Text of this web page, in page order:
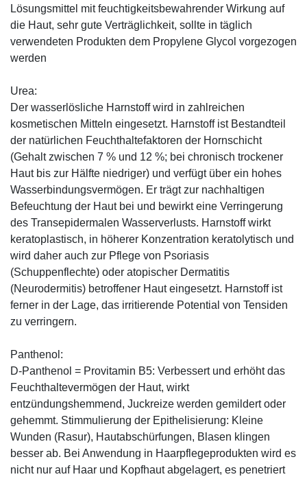
Lösungsmittel mit feuchtigkeitsbewahrender Wirkung auf
die Haut, sehr gute Verträglichkeit, sollte in täglich
verwendeten Produkten dem Propylene Glycol vorgezogen
werden
Urea:
Der wasserlösliche Harnstoff wird in zahlreichen
kosmetischen Mitteln eingesetzt. Harnstoff ist Bestandteil
der natürlichen Feuchthaltefaktoren der Hornschicht
(Gehalt zwischen 7 % und 12 %; bei chronisch trockener
Haut bis zur Hälfte niedriger) und verfügt über ein hohes
Wasserbindungsvermögen. Er trägt zur nachhaltigen
Befeuchtung der Haut bei und bewirkt eine Verringerung
des Transepidermalen Wasserverlusts. Harnstoff wirkt
keratoplastisch, in höherer Konzentration keratolytisch und
wird daher auch zur Pflege von Psoriasis
(Schuppenflechte) oder atopischer Dermatitis
(Neurodermitis) betroffener Haut eingesetzt. Harnstoff ist
ferner in der Lage, das irritierende Potential von Tensiden
zu verringern.
Panthenol:
D-Panthenol = Provitamin B5: Verbessert und erhöht das
Feuchthaltevermögen der Haut, wirkt
entzündungshemmend, Juckreize werden gemildert oder
gehemmt. Stimmulierung der Epithelisierung: Kleine
Wunden (Rasur), Hautabschürfungen, Blasen klingen
besser ab. Bei Anwendung in Haarpflegeprodukten wird es
nicht nur auf Haar und Kopfhaut abgelagert, es penetriert